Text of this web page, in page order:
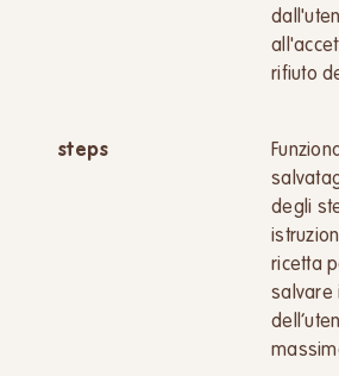
rifiuto
steps
degli
ricetta
salvare